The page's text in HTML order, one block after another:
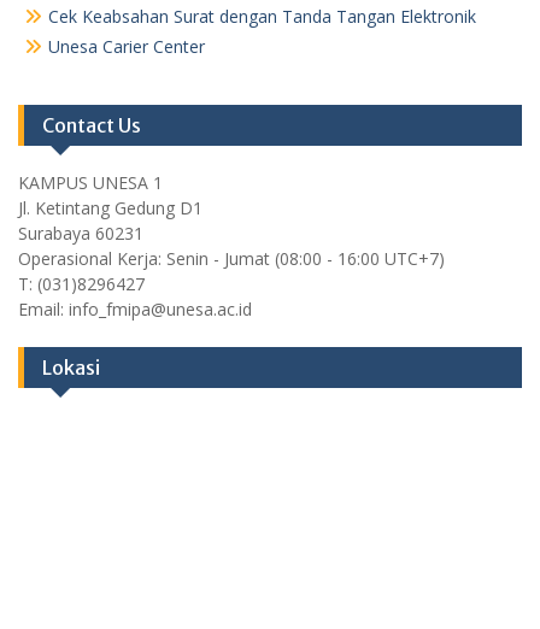
Cek Keabsahan Surat dengan Tanda Tangan Elektronik
Unesa Carier Center
Contact Us
KAMPUS UNESA 1
Jl. Ketintang Gedung D1
Surabaya 60231
Operasional Kerja: Senin - Jumat (08:00 - 16:00 UTC+7)
T: (031)8296427
Email: info_fmipa@unesa.ac.id
Lokasi